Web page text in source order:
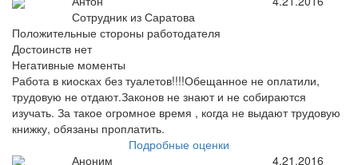
Сотрудник из Саратова
Положительные стороны работодателя
Достоинств нет
Негативные моменты
Работа в киосках без туалетов!!!!Обещанное не оплатили,
трудовую не отдают.Законов не знают и не собираются
изучать. За такое огромное время , когда не выдают трудовую
книжку, обязаны проплатить.
Подробные оценки
Аноним
4.21.2016